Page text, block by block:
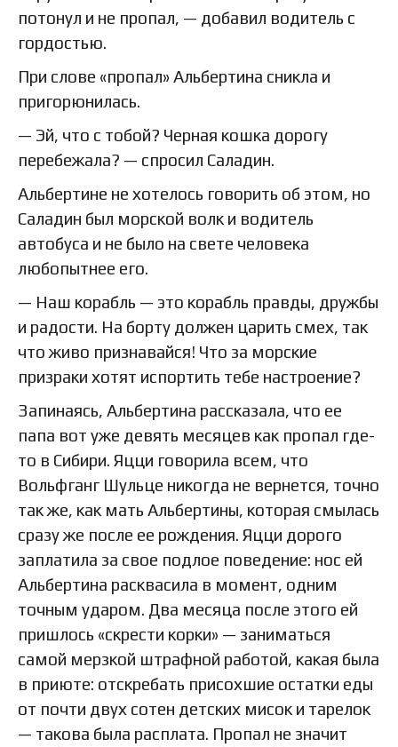
потонул и не пропал, — добавил водитель с
гордостью.
При слове «пропал» Альбертина сникла и
пригорюнилась.
— Эй, что с тобой? Черная кошка дорогу
перебежала? — спросил Саладин.
Альбертине не хотелось говорить об этом, но
Саладин был морской волк и водитель
автобуса и не было на свете человека
любопытнее его.
— Наш корабль — это корабль правды, дружбы
и радости. На борту должен царить смех, так
что живо признавайся! Что за морские
призраки хотят испортить тебе настроение?
Запинаясь, Альбертина рассказала, что ее
папа вот уже девять месяцев как пропал где-
то в Сибири. Яцци говорила всем, что
Вольфганг Шульце никогда не вернется, точно
так же, как мать Альбертины, которая смылась
сразу же после ее рождения. Яцци дорого
заплатила за свое подлое поведение: нос ей
Альбертина расквасила в момент, одним
точным ударом. Два месяца после этого ей
пришлось «скрести корки» — заниматься
самой мерзкой штрафной работой, какая была
в приюте: отскребать присохшие остатки еды
от почти двух сотен детских мисок и тарелок
— такова была расплата. Пропал не значит